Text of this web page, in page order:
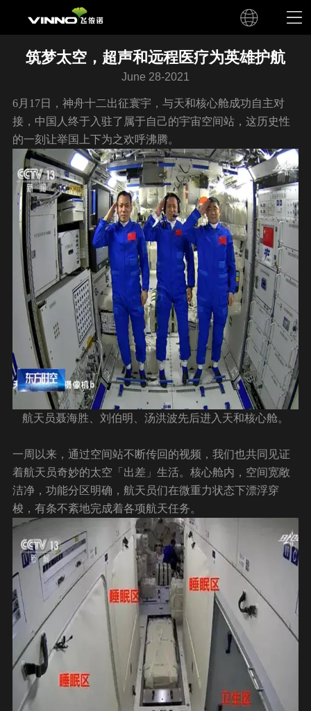
筑梦太空，超声和远程医疗为英雄护航
June 28-2021
​6月17日，神舟十二出征寰宇，与天和核心舱成功自主对
接，中国人终于入驻了属于自己的宇宙空间站，这历史性
的一刻让举国上下为之欢呼沸腾。
航天员聂海胜、刘伯明、汤洪波先后进入天和核心舱。
一周以来，通过空间站不断传回的视频，我们也共同见证
着航天员奇妙的太空「出差」生活。核心舱内，空间宽敞
洁净，功能分区明确，航天员们在微重力状态下漂浮穿
梭，有条不紊地完成着各项航天任务。